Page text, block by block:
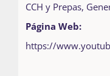
CCH y Prepas,
Página Web:
https://